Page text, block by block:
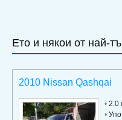
Ето и някои от най-
2010 Nissan Qashqai
• 2.0
•